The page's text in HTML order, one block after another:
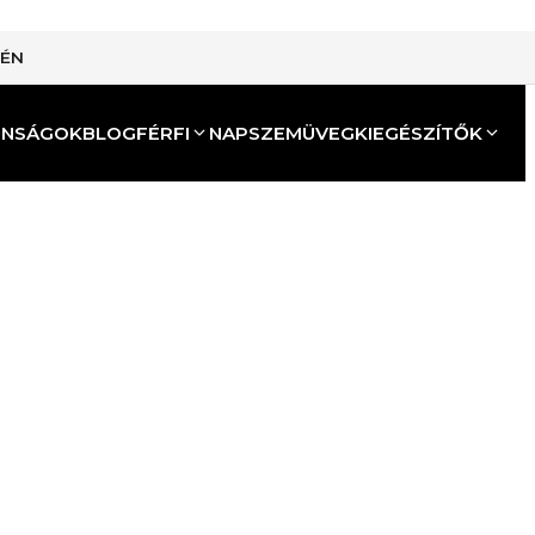
BLOGFÉRFI NAPSZEMÜVEGKIEGÉSZÍTŐK